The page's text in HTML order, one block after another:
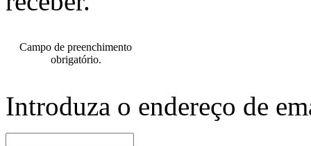
Campo de preenchimento
obrigatório.
Introduza o endereço de